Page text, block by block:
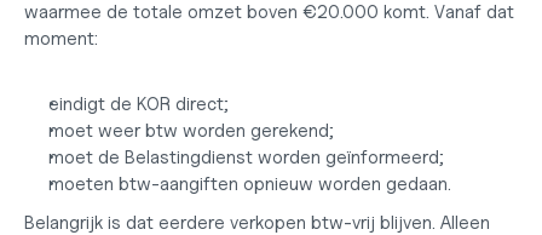
waarmee de totale omzet boven €20.000 komt. Vanaf dat
moment:
eindigt de KOR direct;
moet weer btw worden gerekend;
moet de Belastingdienst worden geïnformeerd;
moeten btw-aangiften opnieuw worden gedaan.
Belangrijk is dat eerdere verkopen btw-vrij blijven. Alleen